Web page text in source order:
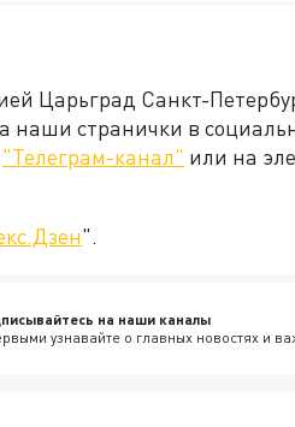
Царьград Санкт-
наши странички в
"Телеграм-канал" или на
".
на наши каналы
узнавайте о главных новостях и